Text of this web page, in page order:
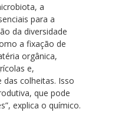
a
para a
da diversidade
a fixação de
orgânica,
e,
colheitas. Isso
que pode
explica o químico.